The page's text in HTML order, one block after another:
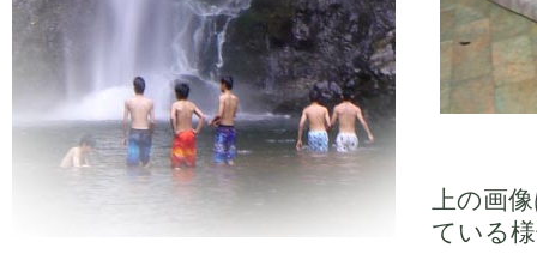
上の画
ている